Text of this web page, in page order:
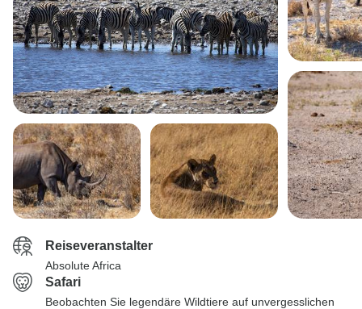
Reiseveranstalter
Absolute Africa
Safari
Beobachten Sie legendäre Wildtiere auf unvergesslichen